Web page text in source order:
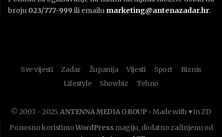
broju 023/777-999 ili emailu marketing@antenazadar.hr.
Sve vijesti Zadar Županija Vijesti Sport
Biznis
Lifestyle
Showbiz Tehno
© 2007. - 2025.ANTENNA MEDIA GROUP • Made with ♥ in ZD
Ponosno koristimoWordPress magiju, dodatno začinjenu od